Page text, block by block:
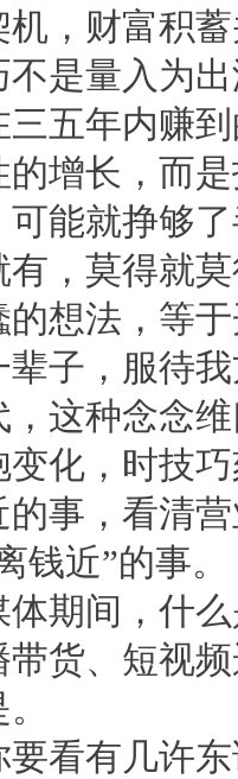
，财富积
不是量入为
五年内赚
增长，而
能就挣够
，莫得就
想法，等
子，服待
这种念念
化，时技
的事，看清
钱近”的事。
期间，什
货、短视
看有几许